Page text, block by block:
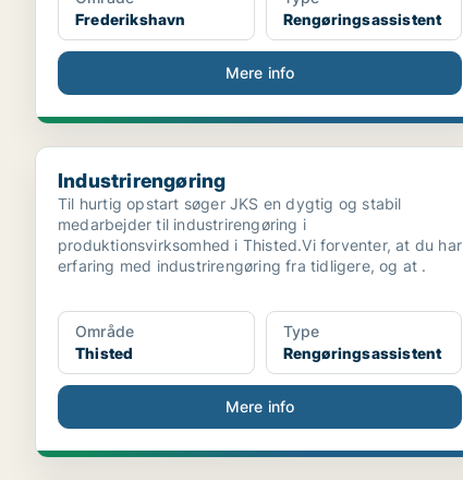
Frederikshavn
Rengøringsassistent
Mere info
Industrirengøring
Industrirengøring
Til hurtig opstart søger JKS en dygtig og stabil
medarbejder til industrirengøring i
produktionsvirksomhed i Thisted.Vi forventer, at du har
erfaring med industrirengøring fra tidligere, og at .
Område
Thisted
Type
Rengøringsassistent
Mere info